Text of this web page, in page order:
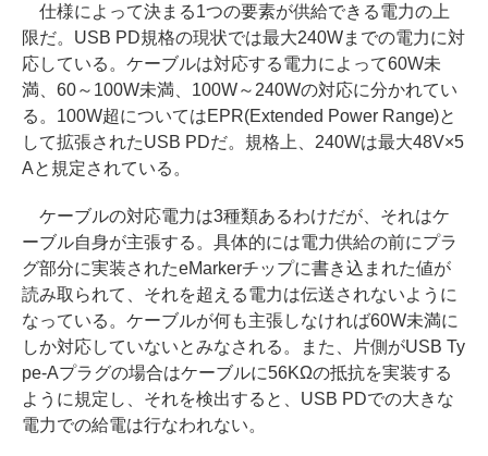
仕様によって決まる1つの要素が供給できる電力の上
限だ。USB PD規格の現状では最大240Wまでの電力に対
応している。ケーブルは対応する電力によって60W未
満、60～100W未満、100W～240Wの対応に分かれてい
る。100W超についてはEPR(Extended Power Range)と
して拡張されたUSB PDだ。規格上、240Wは最大48V×5
Aと規定されている。
ケーブルの対応電力は3種類あるわけだが、それはケ
ーブル自身が主張する。具体的には電力供給の前にプラ
グ部分に実装されたeMarkerチップに書き込まれた値が
読み取られて、それを超える電力は伝送されないように
なっている。ケーブルが何も主張しなければ60W未満に
しか対応していないとみなされる。また、片側がUSB Ty
pe-Aプラグの場合はケーブルに56KΩの抵抗を実装する
ように規定し、それを検出すると、USB PDでの大きな
電力での給電は行なわれない。